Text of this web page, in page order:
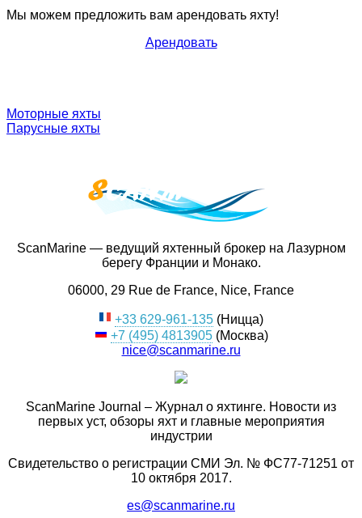
Мы можем предложить вам арендовать яхту!
Арендовать
Моторные яхты
Парусные яхты
ScanMarine — ведущий яхтенный брокер на Лазурном
берегу Франции и Монако.
06000, 29 Rue de France, Nice, France
+33 629-961-135 (Ницца)
+7 (495) 4813905(Москва)
nice@scanmarine.ru
ScanMarine Journal – Журнал о яхтинге. Новости из
первых уст, обзоры яхт и главные мероприятия
индустрии
Свидетельство о регистрации СМИ Эл. № ФС77-71251 от
10 октября 2017.
es@scanmarine.ru